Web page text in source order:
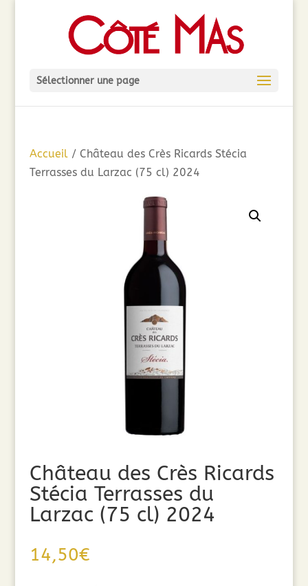
Sélectionner une page
Accueil/ Château des Crès Ricards Stécia
Terrasses du Larzac (75 cl) 2024
Château des Crès Ricards
Stécia Terrasses du
Larzac (75 cl) 2024
14,50€